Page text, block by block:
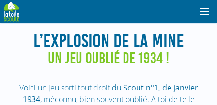
L’EXPLOSION DE LA MINE
UN JEU OUBLIÉ DE 1934 !
Voici un jeu sorti tout droit du Scout n°1, de janvier
1934, méconnu, bien souvent oublié. A toi de te le